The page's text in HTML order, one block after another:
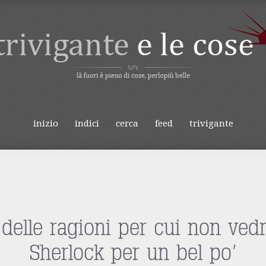
E LE
inizio indici cerca feed trivigante
ragioni per cui non
Sherlock per un bel po’